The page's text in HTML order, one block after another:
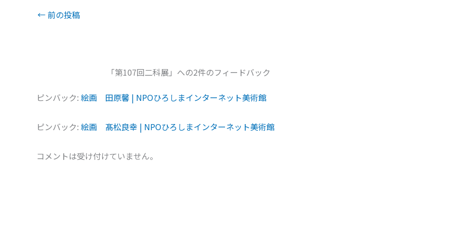
←前の投稿
「第107回二科展」への2件のフィードバック
ピンバック: 絵画 田原馨 | NPOひろしまインターネット美術館
ピンバック: 絵画 髙松良幸 | NPOひろしまインターネット美術館
コメントは受け付けていません。